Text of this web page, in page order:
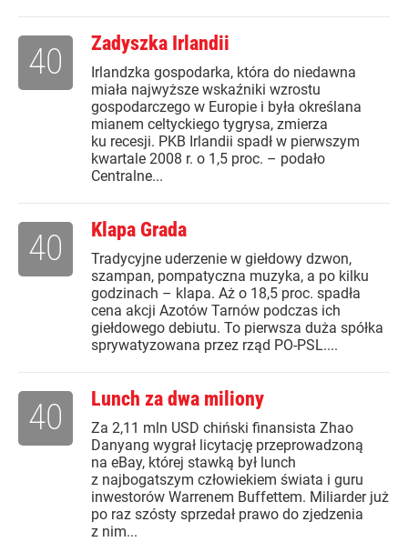
Zadyszka Irlandii
Irlandzka gospodarka, która do niedawna
miała najwyższe wskaźniki wzrostu
gospodarczego w Europie i była określana
mianem celtyckiego tygrysa, zmierza
ku recesji. PKB Irlandii spadł w pierwszym
kwartale 2008 r. o 1,5 proc. – podało
Centralne...
40
Klapa Grada
Tradycyjne uderzenie w giełdowy dzwon,
szampan, pompatyczna muzyka, a po kilku
godzinach – klapa. Aż o 18,5 proc. spadła
cena akcji Azotów Tarnów podczas ich
giełdowego debiutu. To pierwsza duża spółka
sprywatyzowana przez rząd PO-PSL....
40
Lunch za dwa miliony
Za 2,11 mln USD chiński finansista Zhao
Danyang wygrał licytację przeprowadzoną
na eBay, której stawką był lunch
z najbogatszym człowiekiem świata i guru
inwestorów Warrenem Buffettem. Miliarder już
po raz szósty sprzedał prawo do zjedzenia
z nim...
40